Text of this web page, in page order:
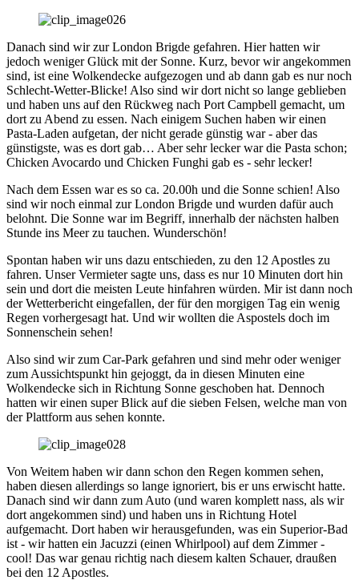
Danach sind wir zur London Brigde gefahren. Hier hatten wir
jedoch weniger Glück mit der Sonne. Kurz, bevor wir angekommen
sind, ist eine Wolkendecke aufgezogen und ab dann gab es nur noch
Schlecht-Wetter-Blicke! Also sind wir dort nicht so lange geblieben
und haben uns auf den Rückweg nach Port Campbell gemacht, um
dort zu Abend zu essen. Nach einigem Suchen haben wir einen
Pasta-Laden aufgetan, der nicht gerade günstig war - aber das
günstigste, was es dort gab… Aber sehr lecker war die Pasta schon;
Chicken Avocardo und Chicken Funghi gab es - sehr lecker!
Nach dem Essen war es so ca. 20.00h und die Sonne schien! Also
sind wir noch einmal zur London Brigde und wurden dafür auch
belohnt. Die Sonne war im Begriff, innerhalb der nächsten halben
Stunde ins Meer zu tauchen. Wunderschön!
Spontan haben wir uns dazu entschieden, zu den 12 Apostles zu
fahren. Unser Vermieter sagte uns, dass es nur 10 Minuten dort hin
sein und dort die meisten Leute hinfahren würden. Mir ist dann noch
der Wetterbericht eingefallen, der für den morgigen Tag ein wenig
Regen vorhergesagt hat. Und wir wollten die Aspostels doch im
Sonnenschein sehen!
Also sind wir zum Car-Park gefahren und sind mehr oder weniger
zum Aussichtspunkt hin gejoggt, da in diesen Minuten eine
Wolkendecke sich in Richtung Sonne geschoben hat. Dennoch
hatten wir einen super Blick auf die sieben Felsen, welche man von
der Plattform aus sehen konnte.
Von Weitem haben wir dann schon den Regen kommen sehen,
haben diesen allerdings so lange ignoriert, bis er uns erwischt hatte.
Danach sind wir dann zum Auto (und waren komplett nass, als wir
dort angekommen sind) und haben uns in Richtung Hotel
aufgemacht. Dort haben wir herausgefunden, was ein Superior-Bad
ist - wir hatten ein Jacuzzi (einen Whirlpool) auf dem Zimmer -
cool! Das war genau richtig nach diesem kalten Schauer, draußen
bei den 12 Apostles.